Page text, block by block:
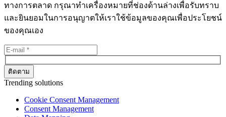
ทางการตลาด กรุณาทำเครื่องหมายที่ช่องด้านล่างเพื่อรับทราบ
และยินยอมในการอนุญาตให้เราใช้ข้อมูลของคุณเพื่อประโยชน์
ของคุณเอง
Trending solutions
Cookie Consent Management
Consent Management